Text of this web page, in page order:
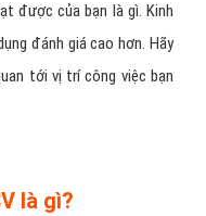
được của bạn là gì. Kinh
đánh giá cao hơn. Hãy
tới vị trí công việc bạn
là gì?